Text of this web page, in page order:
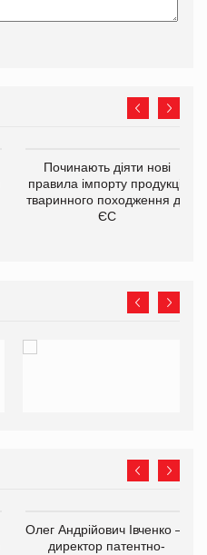
Починають діяти нові
правила імпорту продукції
тваринного походження до
ЄС
Олег Андрійович Івченко —
директор патентно-